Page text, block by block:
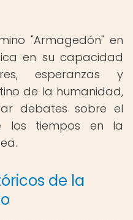
"Armagedón" en
en su capacidad
esperanzas y
de la humanidad,
debates sobre el
los tiempos en la
de la